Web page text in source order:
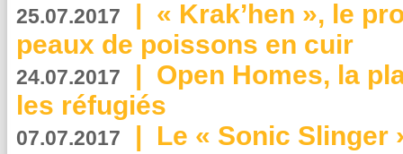
25.07.2017 | « Krak’hen », le
peaux de poissons en cuir
24.07.2017 | Open Homes, la
les réfugiés
07.07.2017 | Le « Sonic Slinger